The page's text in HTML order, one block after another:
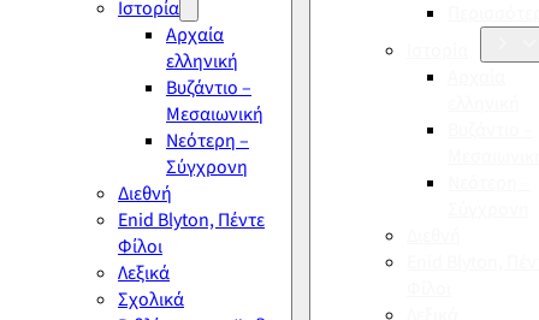
Ιστορία
Αρχαία
ελληνική
Βυζάντιο –
Μεσαιωνική
Νεότερη –
Σύγχρονη
Διεθνή
Enid Blyton, Πέντε
Φίλοι
Λεξικά
Σχολικά